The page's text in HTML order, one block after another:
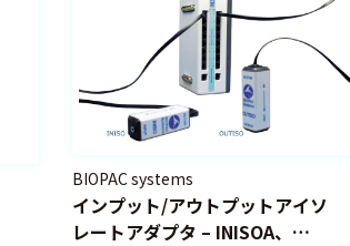
BIOPAC systems
インプット/アウトプットアイソ
レートアダプタ – INISOA、